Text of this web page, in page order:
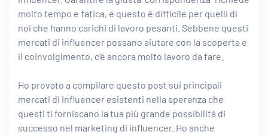
molto tempo e fatica, e questo è difficile per quelli di
noi che hanno carichi di lavoro pesanti. Sebbene questi
mercati di influencer possano aiutare con la scoperta e
il coinvolgimento, c’è ancora molto lavoro da fare.
Ho provato a compilare questo post sui principali
mercati di influencer esistenti nella speranza che
questi ti forniscano la tua più grande possibilità di
successo nel marketing di influencer. Ho anche